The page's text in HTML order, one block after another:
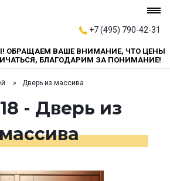
+7 (495) 790-42-31
ОБРАЩАЕМ ВАШЕ ВНИМАНИЕ, ЧТО ЦЕНЫ
БЛАГОДАРИМ ЗА ПОНИМАНИЕ!
Дверь из массива
- Дверь из